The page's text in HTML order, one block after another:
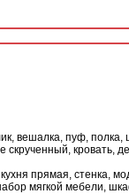
вешалка, пуф,
кровать,
прямая, стенка,
мягкой мебели,